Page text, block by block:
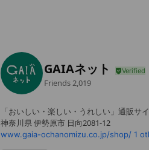
GAIAネット
Friends 2,019
「おいしい・楽しい・うれしい」通販サ
神奈川県 伊勢原市 日向2081-12
www.gaia-ochanomizu.co.jp/shop/ 1